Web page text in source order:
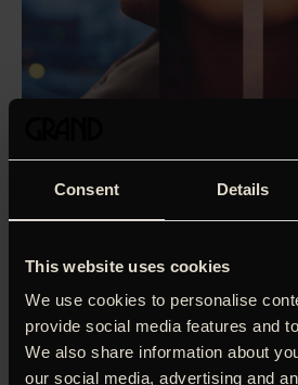
Consent Details
This website uses cookies
We use cookies to personalise
provide social media features and
We also share information about
our social media, advertising and
‘An assured piece of storytelling